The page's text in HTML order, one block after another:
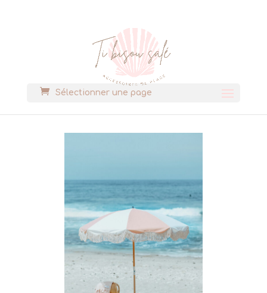
Sélectionner une page